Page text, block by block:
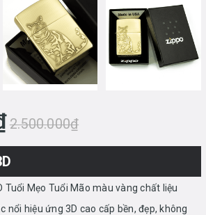
2.500.000₫
Tuổi Mẹo Tuổi Mão màu vàng chất liệu
nổi hiệu ứng 3D cao cấp bền, đẹp, không